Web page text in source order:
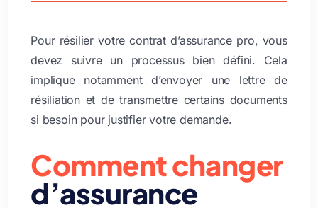
Pour résilier votre contrat d’assurance pro, vous
devez suivre un processus bien défini. Cela
implique notamment d’envoyer une lettre de
résiliation et de transmettre certains documents
si besoin pour justifier votre demande.
Comment changer
d’assurance